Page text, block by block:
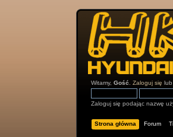
Witamy, Gość Zaloguj się lub
Zaloguj się podając nazwę
Strona główna Forum